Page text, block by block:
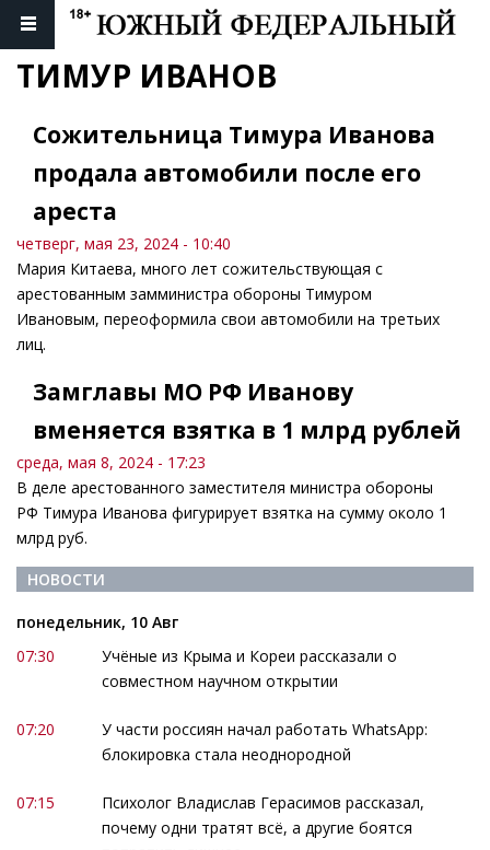
ТИМУР ИВАНОВ
Сожительница Тимура Иванова
продала автомобили после его
ареста
четверг, мая 23, 2024 - 10:40
Мария Китаева, много лет сожительствующая с
арестованным замминистра обороны Тимуром
Ивановым, переоформила свои автомобили на третьих
лиц.
Замглавы МО РФ Иванову
вменяется взятка в 1 млрд рублей
среда, мая 8, 2024 - 17:23
В деле арестованного заместителя министра обороны
РФ Тимура Иванова фигурирует взятка на сумму около 1
млрд руб.
НОВОСТИ
понедельник, 10 Авг
07:30
Учёные из Крыма и Кореи рассказали о
совместном научном открытии
07:20
У части россиян начал работать WhatsApp:
блокировка стала неоднородной
07:15
Психолог Владислав Герасимов рассказал,
почему одни тратят всё, а другие боятся